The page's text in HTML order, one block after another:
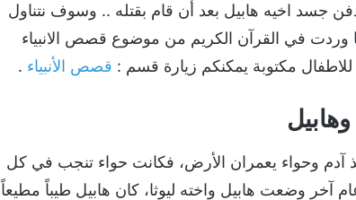
جسد اخيه هابيل بعد أن قام بقتله .. وسوف نتناول
في القرآن الكريم من موضوع قصص الانبياء
للاطفال مكتوبة يمكنكم زيارة قسم : قصص الأنبياء .
آدم وحواء يعمران الأرض، فكانت حواء تنجب في كل
آخر وضعت هابيل واخته ليوثا، كان هابيل طيباً مطيعاً